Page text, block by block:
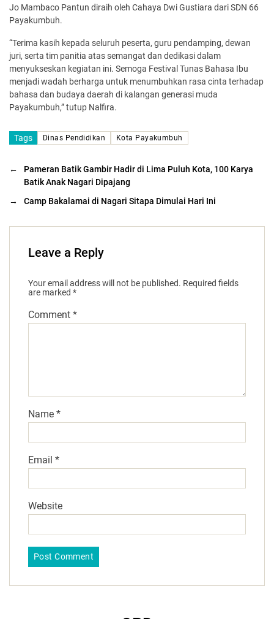
Jo Mambaco Pantun diraih oleh Cahaya Dwi Gustiara dari SDN 66
Payakumbuh.
“Terima kasih kepada seluruh peserta, guru pendamping, dewan
juri, serta tim panitia atas semangat dan dedikasi dalam
menyukseskan kegiatan ini. Semoga Festival Tunas Bahasa Ibu
menjadi wadah berharga untuk menumbuhkan rasa cinta terhadap
bahasa dan budaya daerah di kalangan generasi muda
Payakumbuh,” tutup Nalfira.
Tags Dinas Pendidikan Kota Payakumbuh
←
Pameran Batik Gambir Hadir di Lima Puluh Kota, 100 Karya
Batik Anak Nagari Dipajang
→
Camp Bakalamai di Nagari Sitapa Dimulai Hari Ini
Leave a Reply
Your email address will not be published. Required fields
are marked *
Comment *
Name *
Email *
Website